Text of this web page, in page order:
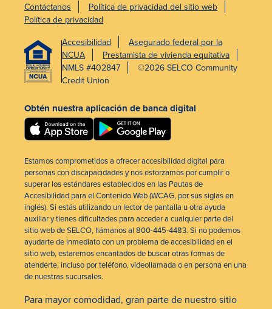
Contáctanos
Política de privacidad del sitio web
Política de privacidad
Accesibilidad
Asegurado federal por la
NCUA
Prestamista de vivienda equitativa
NMLS #402847
©2026 SELCO Community
Credit Union
Obtén nuestra aplicación de banca digital
Estamos comprometidos a ofrecer accesibilidad digital para
personas con discapacidades y nos esforzamos por cumplir o
superar los estándares establecidos en las Pautas de
Accesibilidad para el Contenido Web (WCAG, por sus siglas en
inglés). Si estás utilizando un lector de pantalla u otra ayuda
auxiliar y tienes dificultades para acceder a cualquier parte del
sitio web de SELCO, llámanos al 800-445-4483. Si no podemos
ayudarte de inmediato con un problema de accesibilidad en el
sitio web, estaremos encantados de buscar otras formas de
atenderte, incluso por teléfono, videollamada o en persona en una
de nuestras sucursales.
Para mayor comodidad, gran parte de nuestro sitio